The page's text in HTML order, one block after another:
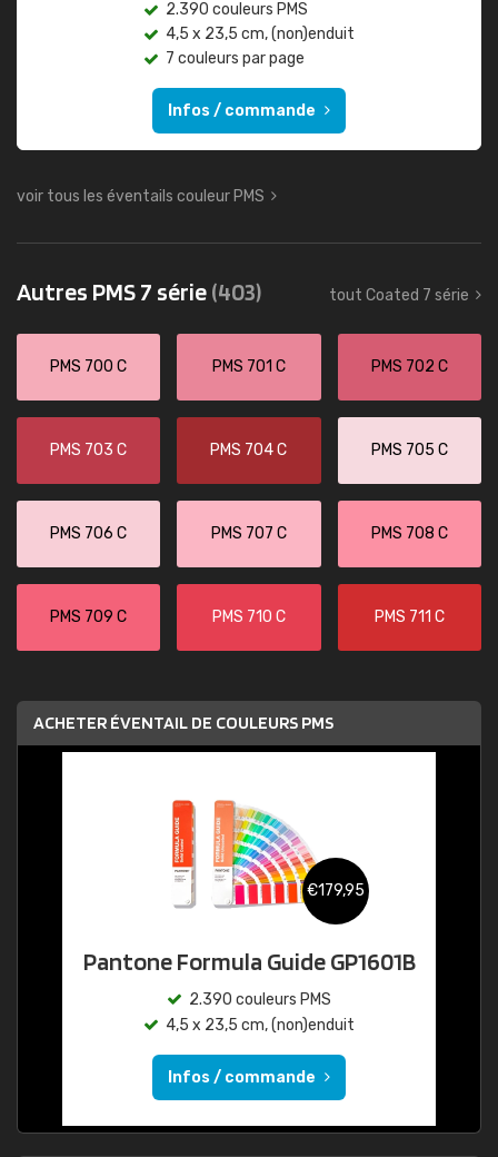
2.390 couleurs PMS
4,5 x 23,5 cm, (non)enduit
7 couleurs par page
Infos / commande
voir tous les éventails couleur PMS
Autres PMS 7 série(403) tout Coated 7 série
PMS 700 C PMS 701 C PMS 702 C
PMS 703 C PMS 704 C PMS 705 C
PMS 706 C PMS 707 C PMS 708 C
PMS 709 C PMS 710 C PMS 711 C
ACHETER ÉVENTAIL DE COULEURS PMS
€179,95
Pantone Formula Guide GP1601B
2.390 couleurs PMS
4,5 x 23,5 cm, (non)enduit
Infos / commande